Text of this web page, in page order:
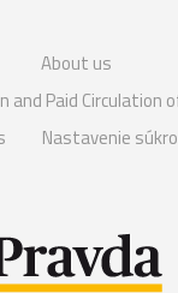
About us
and Paid Circulation
Nastavenie